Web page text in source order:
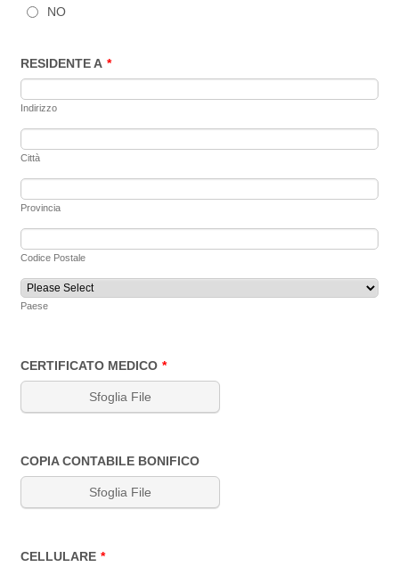
NO
RESIDENTE A *
Indirizzo
Città
Provincia
Codice Postale
Paese
CERTIFICATO MEDICO *
Sfoglia File
COPIA CONTABILE BONIFICO
Sfoglia File
CELLULARE *